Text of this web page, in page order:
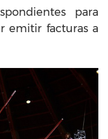
para
emitir facturas a